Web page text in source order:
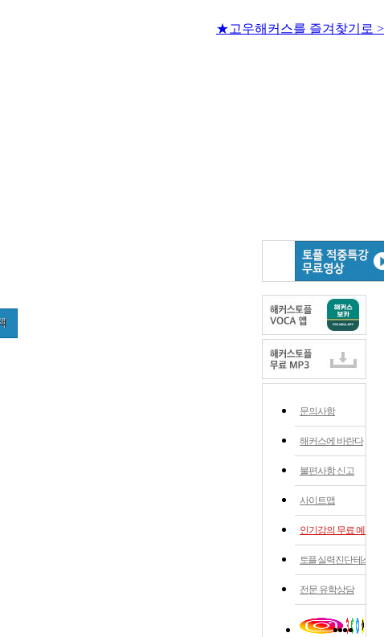
★고우해커스를 즐겨찾기로 >
문의사항
해커스에 바란다
불편사항 신고
사이트맵
인기강의 무료 예약
토플 실력 진단 테스트
전문 유학상담